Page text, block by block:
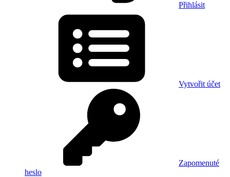
Přihlásit
Vytvořit účet
Zapomenuté
heslo